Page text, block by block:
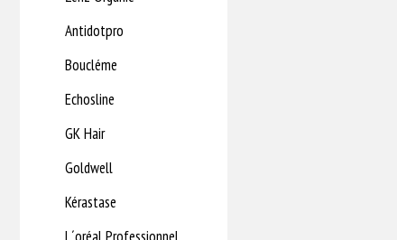
Antidotpro
Boucléme
Echosline
GK Hair
Goldwell
Kérastase